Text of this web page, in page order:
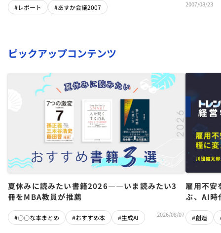
#レポート #あすか会議2007 2007/08/23
ピックアップコンテンツ
夏休みに読みたい書籍2026――いま読みたい3
冊をMBA教員が推薦
#〇〇な本まとめ #おすすめ本 #生成AI 2026/08/07
雇用不
ぶ、AI時
#創造